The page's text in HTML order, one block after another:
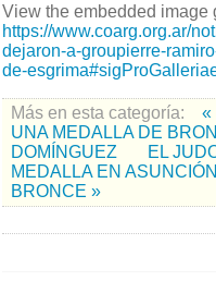
View the embedded image
https://www.coarg.org.ar/
dejaron-a-groupierre-
de-
Más en esta categoría:
«
UNA MEDALLA DE
DOMÍNGUEZ
EL
MEDALLA EN
BRONCE »